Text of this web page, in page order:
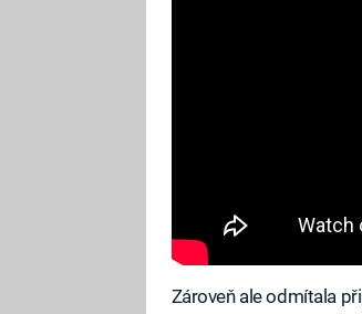
Zároveň ale odmítala